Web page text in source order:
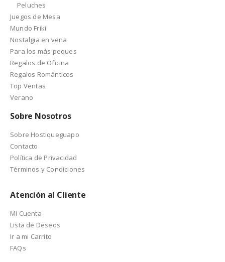
Peluches
Juegos de Mesa
Mundo Friki
Nostalgia en vena
Para los más peques
Regalos de Oficina
Regalos Románticos
Top Ventas
Verano
Sobre Nosotros
Sobre Hostiqueguapo
Contacto
Política de Privacidad
Términos y Condiciones
Atención al Cliente
Mi Cuenta
Lista de Deseos
Ir a mi Carrito
FAQs